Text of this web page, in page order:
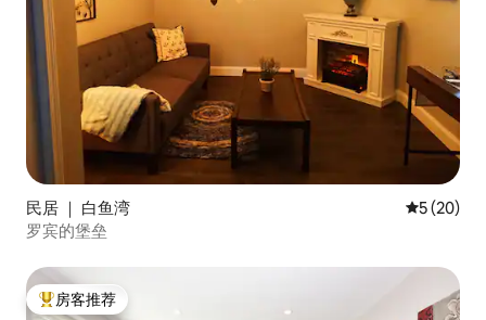
民居 ｜ 白鱼湾 平均评分
5 (20)
罗宾的堡垒
热门「房客推荐」
房客推荐